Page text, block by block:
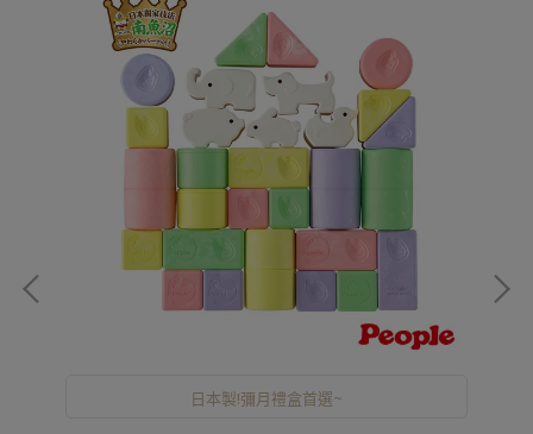
日本製!彌月禮盒首選~